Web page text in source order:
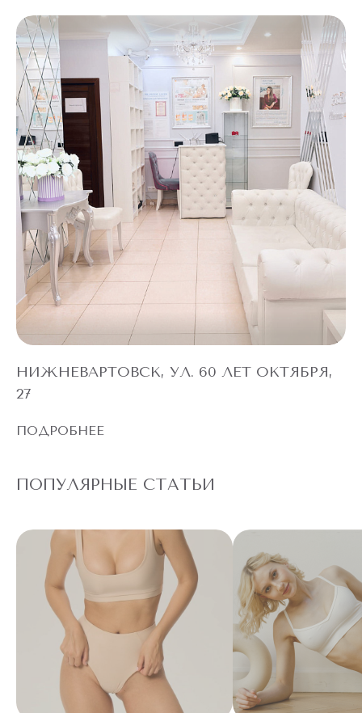
НИЖНЕВАРТОВСК, УЛ. 60 ЛЕТ ОКТЯБРЯ,
27
ПОДРОБНЕЕ
ПОПУЛЯРНЫЕ СТАТЬИ